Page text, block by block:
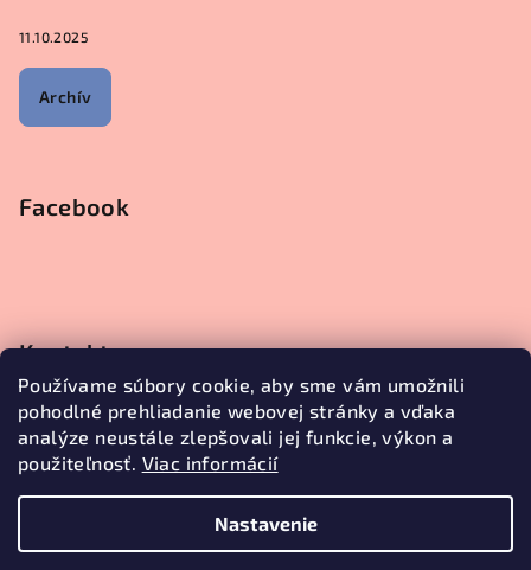
Používame súbory cookie, aby sme vám umožnili
pohodlné prehliadanie webovej stránky a vďaka
analýze neustále zlepšovali jej funkcie, výkon a
použiteľnosť. Viac informácií
Nastavenie
11.10.2025
Archív
Facebook
Kontakt
objednavky@janetecreative.sk
+421905499957